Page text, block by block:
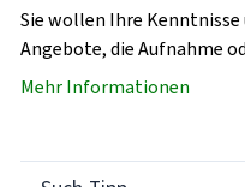
Sie wollen Ihre
Angebote, die Aufnahme
Mehr Informationen